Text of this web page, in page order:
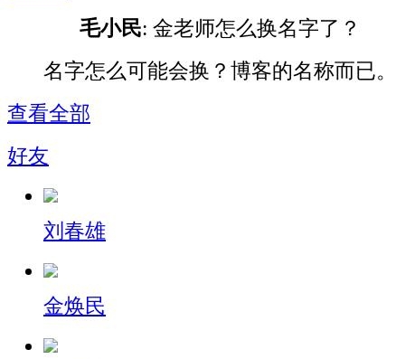
毛小民: 金老师怎么换名字了？
名字怎么可能会换？博客的名称而已。
查看全部
好友
刘春雄
金焕民